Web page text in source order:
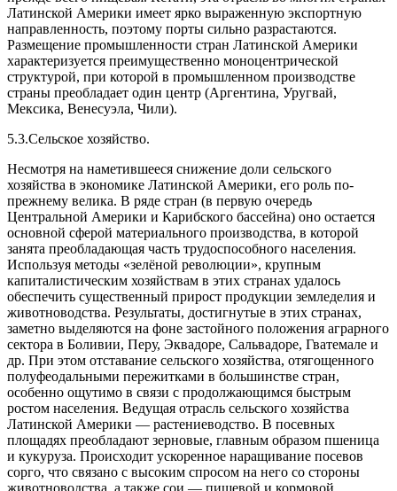
Латинской Америки имеет ярко выраженную экспортную
направленность, поэтому порты сильно разрастаются.
Размещение промышленности стран Латинской Америки
характеризуется преимущественно моноцентрической
структурой, при которой в промышленном производстве
страны пре­обладает один центр (Аргентина, Уругвай,
Мексика, Венесуэла, Чили).
5.3.Сельское хозяйство.
Несмотря на наметившееся снижение доли сельского
хозяйства в экономике Латинской Америки, его роль по-
прежнему велика. В ряде стран (в первую очередь
Центральной Америки и Карибского бассейна) оно остается
основной сферой материального производства, в которой
занята преобладающая часть трудоспособного населения.
Используя методы «зелёной революции», крупным
капиталистическим хозяйствам в этих странах удалось
обеспечить существенный прирост продукции земледелия и
животноводства. Результаты, достигнутые в этих странах,
заметно выделяются на фоне застойного положения аграрного
сектора в Боливии, Перу, Эквадоре, Сальвадоре, Гватемале и
др. При этом отставание сельского хозяйства, отягощенного
полуфеодальными пережитками в большинстве стран,
особенно ощутимо в связи с продолжающимся быстрым
ростом населения. Ведущая отрасль сельского хозяйства
Латинской Америки — растениеводство. В посевных
площадях преобладают зерновые, главным образом пшеница
и кукуруза. Происходит ускоренное наращивание посевов
сорго, что связано с высоким спросом на него со стороны
животноводства, а также сои — пищевой и кормовой